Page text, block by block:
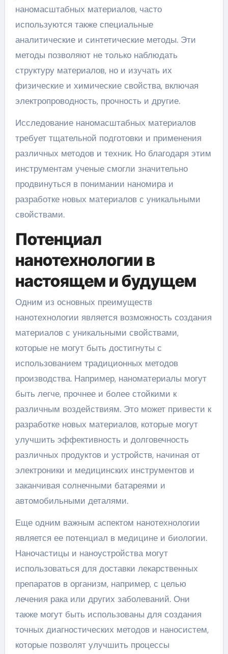
наномасштабных материалов, часто
используются также специальные
аналитические и синтетические методы. Эти
методы позволяют не только наблюдать
структуру материалов, но и изучать их
физические и химические свойства, включая
электропроводность, прочность и другие.
Исследование наномасштабных материалов
требует тщательной подготовки и применения
различных методов и техник. Но благодаря этим
инструментам ученые смогли значительно
продвинуться в понимании наномирa и
разработке новых материалов с уникальными
свойствами.
Потенциал
нанотехнологии в
настоящем и будущем
Одним из основных преимуществ
нанотехнологии является возможность создания
материалов с уникальными свойствами,
которые не могут быть достигнуты с
использованием традиционных методов
производства. Например, наноматериалы могут
быть легче, прочнее и более стойкими к
различным воздействиям. Это может привести к
разработке новых материалов, которые могут
улучшить эффективность и долговечность
различных продуктов и устройств, начиная от
электроники и медицинских инструментов и
заканчивая солнечными батареями и
автомобильными деталями.
Еще одним важным аспектом нанотехнологии
является ее потенциал в медицине и биологии.
Наночастицы и наноустройства могут
использоваться для доставки лекарственных
препаратов в организм, например, с целью
лечения рака или других заболеваний. Они
также могут быть использованы для создания
точных диагностических методов и наносистем,
которые позволят улучшить процессы